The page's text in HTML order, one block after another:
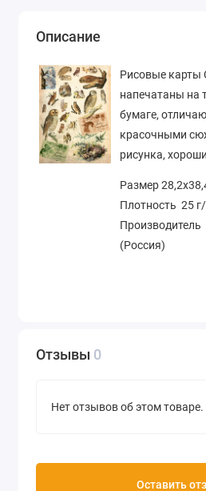
Описание
Рисовые карты
напечатаны на
бумаге,
красочными
рисунка,
Размер
Плотность 25
Производитель
(Россия)
Отзывы 0
Нет отзывов об этом товаре.
Оставить